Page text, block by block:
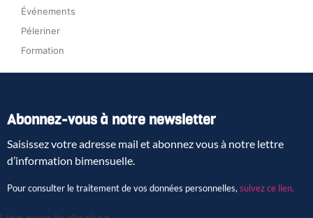
Événements
Péleriner
Formation
Abonnez-vous à notre newsletter
Saisissez votre adresse mail et abonnez vous à notre lettre
d’information bimensuelle.
Pour consulter le traitement de vos données personnelles, suivez ce lien.